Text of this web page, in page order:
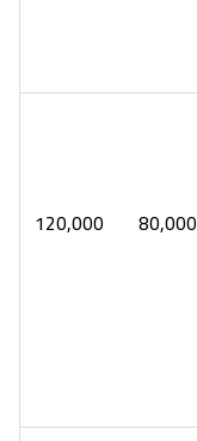
80,000
120,000